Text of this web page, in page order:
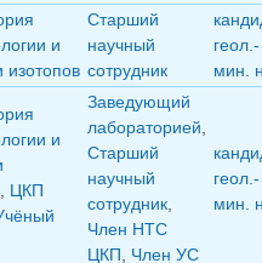
и
изотопов
Старший
научный
сотрудник
геол.-
мин.
и
, ЦКП
Заведующий
лабораторией,
Старший
научный
сотрудник,
Член НТС
ЦКП, Член УС
геол.-
мин.